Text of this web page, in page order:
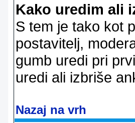
Kako uredim ali
S tem je tako kot
postavitelj,
gumb uredi pri
uredi ali izbriše
Nazaj na vrh